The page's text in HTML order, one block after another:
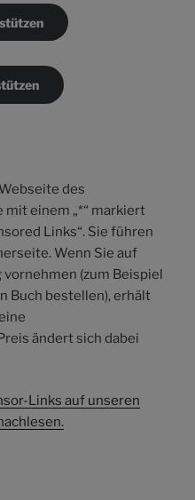
des
einem „*“ markiert
Links“. Sie führen
Wenn Sie auf
(zum Beispiel
Buch bestellen), erhält
ändert sich dabei
Links auf unseren